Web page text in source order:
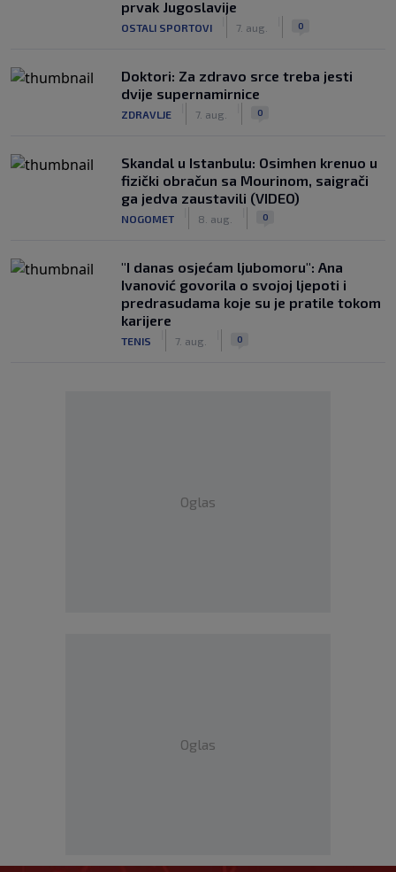
prvak Jugoslavije
OSTALI SPORTOVI 7. aug. 0
Doktori: Za zdravo srce treba jesti
dvije supernamirnice
ZDRAVLJE 7. aug. 0
Skandal u Istanbulu: Osimhen krenuo u
fizički obračun sa Mourinom, saigrači
ga jedva zaustavili (VIDEO)
NOGOMET 8. aug. 0
"I danas osjećam ljubomoru": Ana
Ivanović govorila o svojoj ljepoti i
predrasudama koje su je pratile tokom
karijere
TENIS 7. aug. 0
Oglas
Oglas